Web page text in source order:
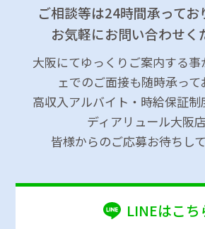
ご相談等は24時間承ってお
お気軽にお問い合わせく
大阪にてゆっくりご案内する事
ェでのご面接も随時承っ
高収入アルバイト・時給保証
ディアリュール大阪
皆様からのご応募お待ちし
LINEはこち